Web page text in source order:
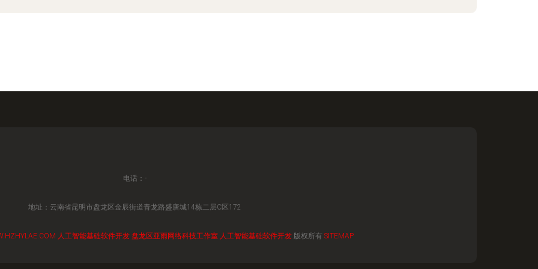
电话：-
地址：云南省昆明市盘龙区金辰街道青龙路盛唐城14栋二层C区172
人工智能基础软件开发 盘龙区亚雨网络科技工作室 人工智能基础软件开发 版权所有 SITEMAP